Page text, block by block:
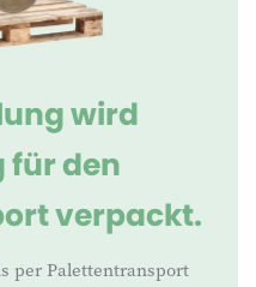
wird
für den
verpackt.
per Palettentransport